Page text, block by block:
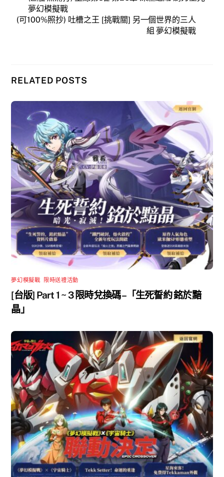
夢幻模擬戰
(可100%照抄) 吐槽之王 [挑戰關] 另一個世界的三人
組 夢幻模擬戰
RELATED POSTS
夢幻模擬戰 限時送禮活動
[台版] Part 1 ~ 3 限時兌換碼 –「生死誓約 銘於黯
晶」